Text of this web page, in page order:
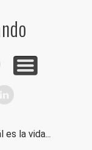
es la vida...